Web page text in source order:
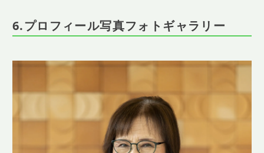
6.プロフィール写真フォトギャラリー